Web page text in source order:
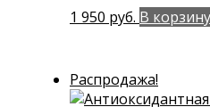
1 950 руб. В корзину
Распродажа!